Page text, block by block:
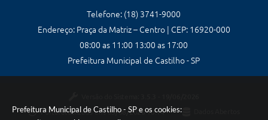
Prefeitura Municipal de Castilho - SP e os cookies:
Telefone: (18) 3741-9000
Endereço: Praça da Matriz – Centro | CEP: 16920-000
08:00 as 11:00 13:00 as 17:00
Prefeitura Municipal de Castilho - SP
Portal atualizado em:05/08/2026 10:14